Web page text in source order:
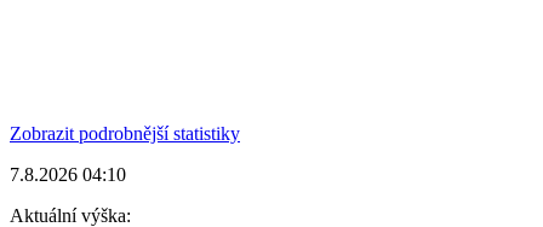
Zobrazit podrobnější statistiky
7.8.2026 04:10
Aktuální výška: